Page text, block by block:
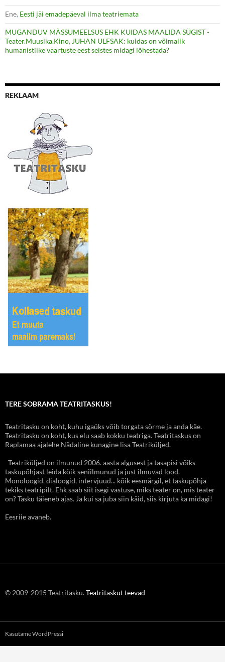
Ene, Eesti jäi emadepäeval ilma teatriemata
MUGANDUV MÄSSUMEELSUS EHK KUIDAS MAALIDA SÜGIST -
Teater.Muusika.Kino, JUHAN ULFSAK: kuidas on võimalik
humanistlike väärtuste eest seistes midagi lõhestada?
REKLAAM
TERE SOBRAMA TEATRITASKUS!
Teatritasku on koht, kuhu igaüks võib torgata sõrme ja anda käe.
Teatritasku on koht, kus elu saab kokku teatriga. Teatritaskus on
Raplamaa ajalehe Nädaline kunagine lisa Teatriküljed.
Teatriküljed on ilmunud 2006. aasta algusest ja tasapisi võiks
taskupõhjast leida kõik seniilmunud ja just ilmuvad lood.
Monoloogid, dialoogid, intervjuud... kõik eesmärgil, et taskupõhja
tekiks teatripilt. Ehk saab siit isegi vastuse, miks teater on, mis teater
on? Tasku täieneb ajas. Ja kui sa juba siin käid, siis kirjuta ka midagi!
Eesriie avaneb.
© 2009-2015 Teatritasku.Teatritaskut teevad
Kasutame WordPressi